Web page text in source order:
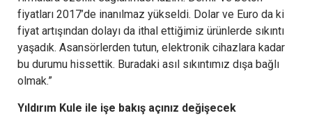
fiyatları 2017’de inanılmaz yükseldi. Dolar ve Euro da ki
fiyat artışından dolayı da ithal ettiğimiz ürünlerde sıkıntı
yaşadık. Asansörlerden tutun, elektronik cihazlara kadar
bu durumu hissettik. Buradaki asıl sıkıntımız dışa bağlı
olmak.”
Yıldırım Kule ile işe bakış açınız değişecek